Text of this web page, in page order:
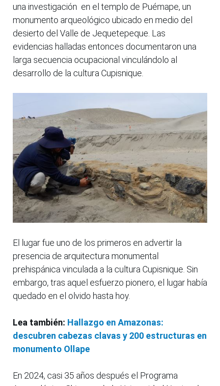
una investigación en el templo de Puémape, un
monumento arqueológico ubicado en medio del
desierto del Valle de Jequetepeque. Las
evidencias halladas entonces documentaron una
larga secuencia ocupacional vinculándolo al
desarrollo de la cultura Cupisnique.
El lugar fue uno de los primeros en advertir la
presencia de arquitectura monumental
prehispánica vinculada a la cultura Cupisnique. Sin
embargo, tras aquel esfuerzo pionero, el lugar había
quedado en el olvido hasta hoy.
Lea también: Hallazgo en Amazonas:
descubren cabezas clavas y 200 estructuras en
monumento Ollape
En 2024, casi 35 años después el Programa